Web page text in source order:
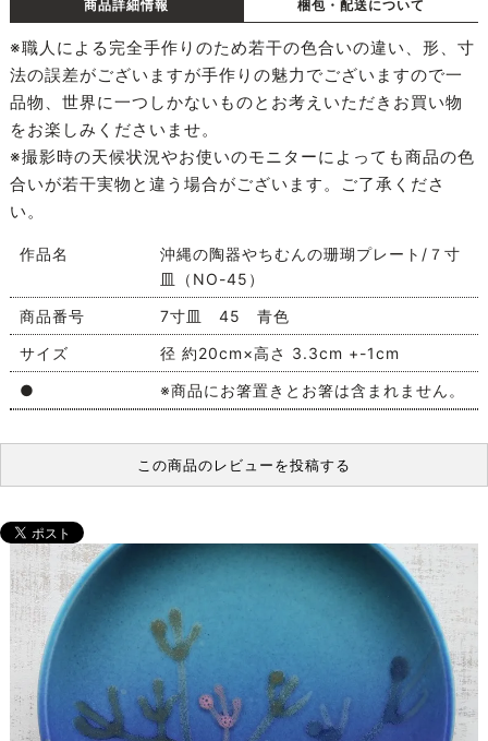
商品詳細情報 梱包・配送について
※職人による完全手作りのため若干の色合いの違い、形、寸
法の誤差がございますが手作りの魅力でございますので一
品物、世界に一つしかないものとお考えいただきお買い物
をお楽しみくださいませ。
※撮影時の天候状況やお使いのモニターによっても商品の色
合いが若干実物と違う場合がございます。ご了承くださ
い。
作品名
沖縄の陶器やちむんの珊瑚プレート/７寸
皿（NO-45）
商品番号
7寸皿 45 青色
サイズ
径 約20cm×高さ 3.3cm +-1cm
●
※商品にお箸置きとお箸は含まれません。
この商品のレビューを投稿する